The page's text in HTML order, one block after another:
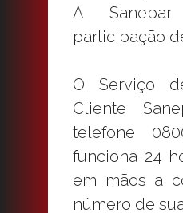
A
participação
O Serviço
Cliente
telefone
funciona 24
em mãos a
número de